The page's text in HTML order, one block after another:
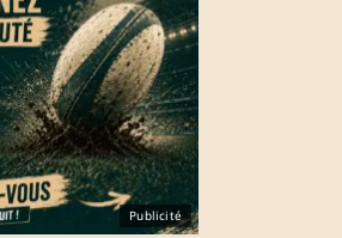
Publicité